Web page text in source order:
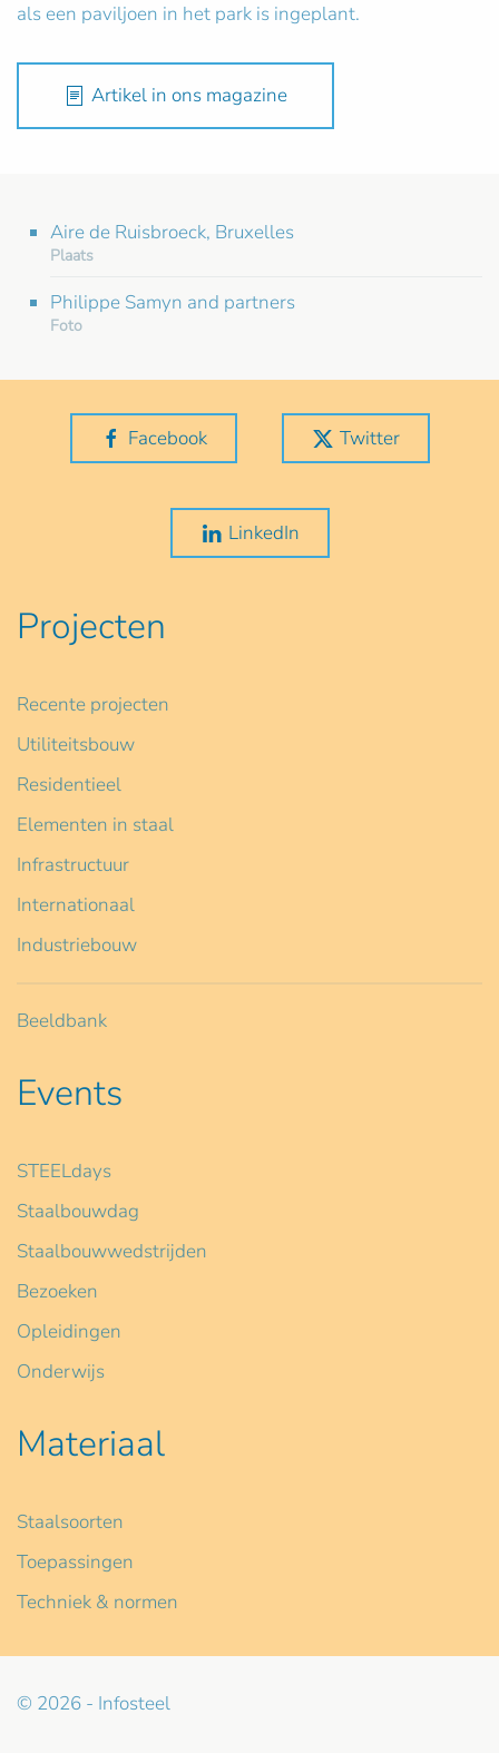
als een paviljoen in het park is ingeplant.
Artikel in ons magazine
Aire de Ruisbroeck, Bruxelles
Plaats
Philippe Samyn and partners
Foto
Facebook Twitter
LinkedIn
Projecten
Recente projecten
Utiliteitsbouw
Residentieel
Elementen in staal
Infrastructuur
Internationaal
Industriebouw
Beeldbank
Events
STEELdays
Staalbouwdag
Staalbouwwedstrijden
Bezoeken
Opleidingen
Onderwijs
Materiaal
Staalsoorten
Toepassingen
Techniek & normen
© 2026 - Infosteel